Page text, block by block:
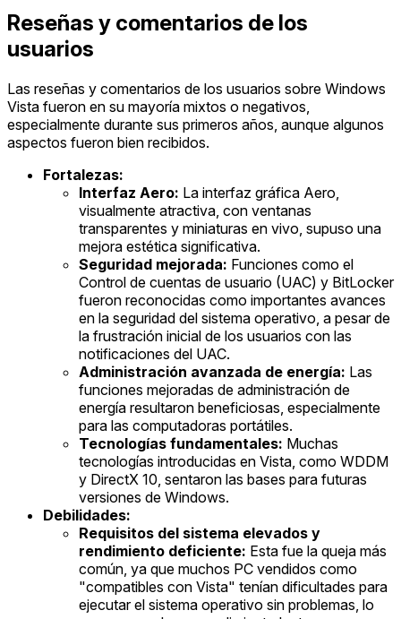
Reseñas y comentarios de los
usuarios
Las reseñas y comentarios de los usuarios sobre Windows
Vista fueron en su mayoría mixtos o negativos,
especialmente durante sus primeros años, aunque algunos
aspectos fueron bien recibidos.
Fortalezas:
Interfaz Aero: La interfaz gráfica Aero,
visualmente atractiva, con ventanas
transparentes y miniaturas en vivo, supuso una
mejora estética significativa.
Seguridad mejorada: Funciones como el
Control de cuentas de usuario (UAC) y BitLocker
fueron reconocidas como importantes avances
en la seguridad del sistema operativo, a pesar de
la frustración inicial de los usuarios con las
notificaciones del UAC.
Administración avanzada de energía: Las
funciones mejoradas de administración de
energía resultaron beneficiosas, especialmente
para las computadoras portátiles.
Tecnologías fundamentales: Muchas
tecnologías introducidas en Vista, como WDDM
y DirectX 10, sentaron las bases para futuras
versiones de Windows.
Debilidades:
Requisitos del sistema elevados y
rendimiento deficiente: Esta fue la queja más
común, ya que muchos PC vendidos como
"compatibles con Vista" tenían dificultades para
ejecutar el sistema operativo sin problemas, lo